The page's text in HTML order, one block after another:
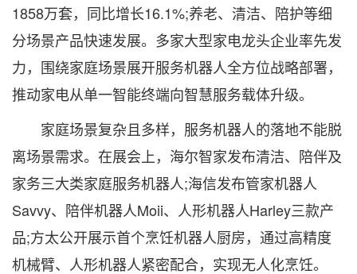
1858万套，同比增长16.1%;养老、清洁、陪护等细
分场景产品快速发展。多家大型家电龙头企业率先发
力，围绕家庭场景展开服务机器人全方位战略部署，
推动家电从单一智能终端向智慧服务载体升级。
家庭场景复杂且多样，服务机器人的落地不能脱
离场景需求。在展会上，海尔智家发布清洁、陪伴及
家务三大类家庭服务机器人;海信发布管家机器人
Savvy、陪伴机器人Moii、人形机器人Harley三款产
品;方太公开展示首个烹饪机器人厨房，通过高精度
机械臂、人形机器人紧密配合，实现无人化烹饪。